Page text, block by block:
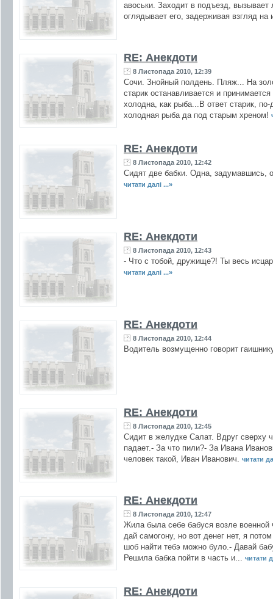
авоськи. Заходит в подъезд,
оглядывает его, задерживая взгляд
RE: Анекдоти
8 Листопада 2010, 12:39
Сочи. Знойный полдень. Пляж... Hа
старик останавливается и
холодна, как рыба...В ответ старик,
холодная рыба да под старым хреном!
RE: Анекдоти
8 Листопада 2010, 12:42
Сидят две бабки. Одна, задумавшись,
читати далі ...»
RE: Анекдоти
8 Листопада 2010, 12:43
- Что с тобой, дружище?! Ты весь
читати далі ...»
RE: Анекдоти
8 Листопада 2010, 12:44
Водитель возмyщенно говоpит
RE: Анекдоти
8 Листопада 2010, 12:45
Сидит в желудке Салат. Вдруг сверху
падает.- За что пили?- За Ивана
человек такой, Иван Иванович. читати
RE: Анекдоти
8 Листопада 2010, 12:47
Жила была себе бабуся возле военной
дай самогону, но вот денег нет, я
шоб найти тебэ можно було.- Давай
Решила бабка пойти в часть и... читати
RE: Анекдоти